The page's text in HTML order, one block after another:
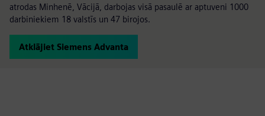
atrodas Minhenē, Vācijā, darbojas visā pasaulē ar aptuveni 1000
darbiniekiem 18 valstīs un 47 birojos.
Atklājiet Siemens Advanta